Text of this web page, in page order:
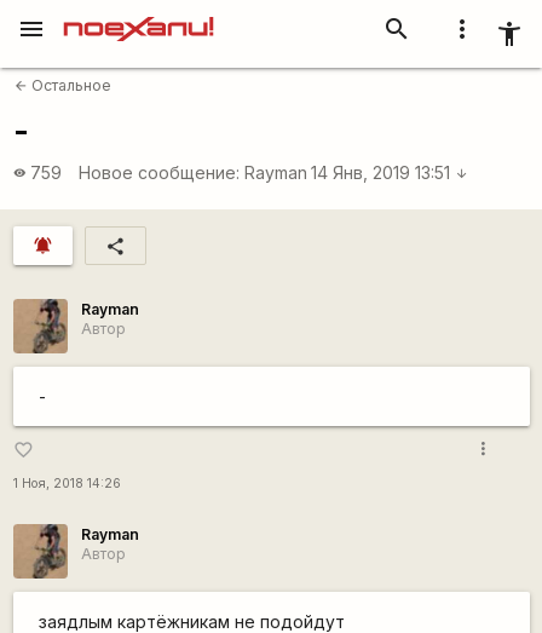
more_vert accessibility_new
search
menu
arrow_back Остальное
-
visibility 759 Новое сообщение: Rаyman 14 Янв, 2019 13:51 arrow_downward
notifications_active share
Rаyman
Автор
-
favorite_border
1 Ноя, 2018 14:26
more_vert
Rаyman
Автор
заядлым картёжникам не подойдут